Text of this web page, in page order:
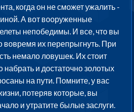
когда он не сможет ужалить -
А вот вооруженные
непобедимы. И все, что вы
вовремя их перепрыгнуть. При
немало ловушек. Их стоит
и достаточно золотых
на пути. Помните, у вас
потеряв которые, вы
и утратите былые заслуги.